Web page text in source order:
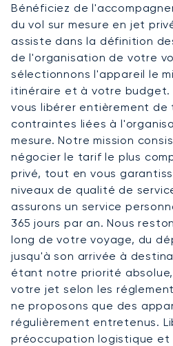
Bénéficiez de
du vol sur mesure en jet
assiste dans la définition
de l'organisation de votre
sélectionnons l'appareil le
itinéraire et à votre budget.
vous libérer entièrement de
contraintes liées à
mesure. Notre mission
négocier le tarif le plus
privé, tout en vous
niveaux de qualité de
assurons un service
365 jours par an. Nous
long de votre voyage, du
jusqu'à son arrivée à
étant notre priorité
votre jet selon les
ne proposons que des
régulièrement entretenus.
préoccupation logistique et